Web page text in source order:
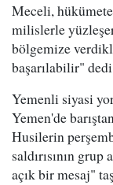
Meceli,
milislerle
bölgemize
başarılabilir"
Yemenli siyasi
Yemen'de
Husilerin
saldırısının
açık bir mesaj"